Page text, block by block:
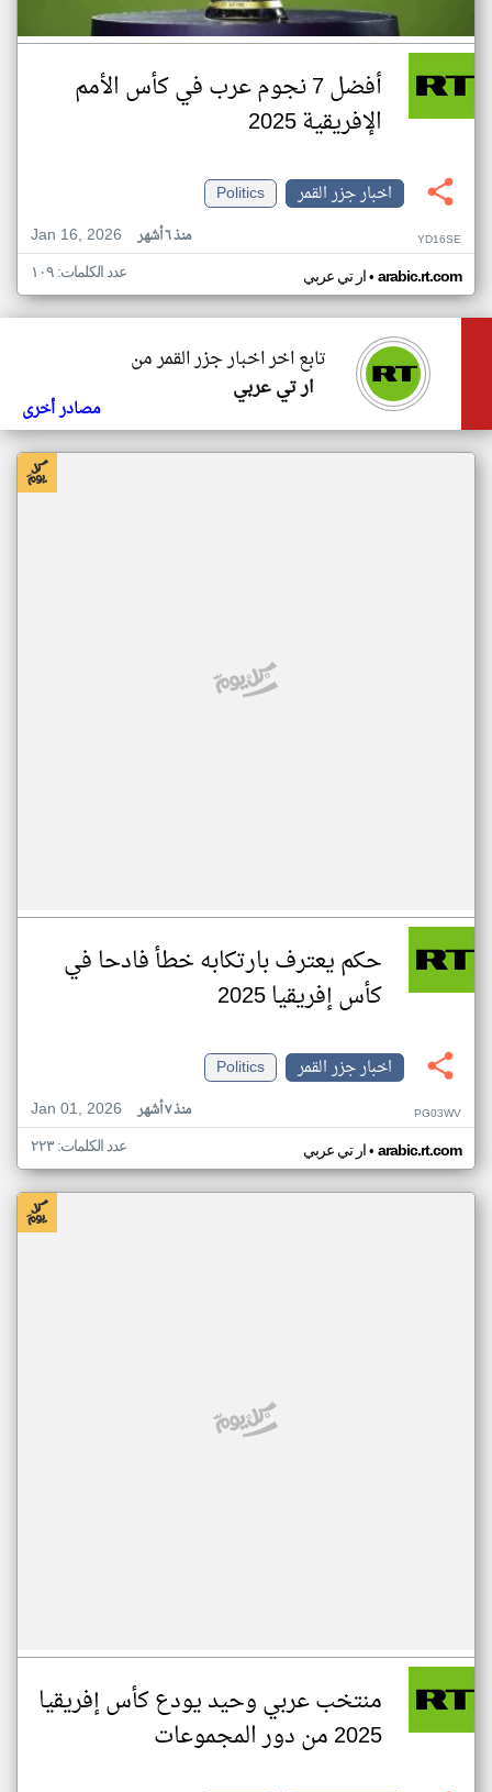
أفضل 7 نجوم عرب في كأس الأمم
الإفريقية 2025
اخبار جزر القمر
Politics
Jan 16, 2026
منذ ٦ أشهر YD16SE
ار تي عربي• arabic.rt.com عدد الكلمات: ١٠٩
تابع اخر اخبار جزر القمر من
ار تي عربي
مصادر أخرى
حكم يعترف بارتكابه خطأ فادحا في
كأس إفريقيا 2025
اخبار جزر القمر
Politics
Jan 01, 2026
منذ ٧ أشهر PG03WV
ار تي عربي• arabic.rt.com عدد الكلمات: ٢٢٣
منتخب عربي وحيد يودع كأس إفريقيا
2025 من دور المجموعات